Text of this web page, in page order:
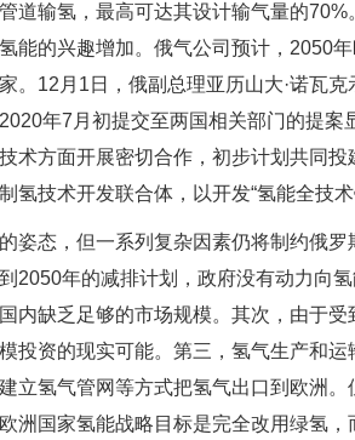
道输氢，最高可达其设计输气量的
能的兴趣增加。俄气公司预计，2050
。12月1日，俄副总理亚历山大·诺瓦
年7月初提交至两国相关部门的提
术方面开展密切合作，初步计划共同
氢技术开发联合体，以开发“氢能全技
姿态，但一系列复杂因素仍将制约俄
2050年的减排计划，政府没有动力向
内缺乏足够的市场规模。其次，由于
投资的现实可能。第三，氢气生产和
立氢气管网等方式把氢气出口到欧洲
洲国家氢能战略目标是完全改用绿氢